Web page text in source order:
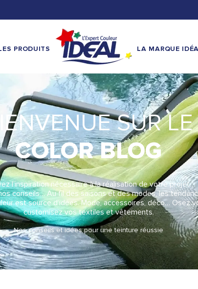
PRODUITS LA MARQUE
SUR LE
COLOR BLOG
l’inspiration nécessaire à la réalisation de votre projet…
conseils… Au fil des saisons et des modes, les
est source d’idées. Mode, accessoires, déco… Osez
customisez vos textiles et vêtements.
Nos conseils et idées pour une teinture réussie